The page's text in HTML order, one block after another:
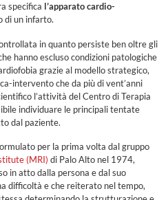
specifica l’apparato cardio-
di un infarto.
in quanto persiste ben oltre gli
hanno escluso condizioni patologiche
grazie al modello strategico,
intervento che da più di vent’anni
l’attività del Centro di Terapia
individuare le principali tentate
dal paziente.
per la prima volta dal gruppo
(MRI) di Palo Alto nel 1974,
in atto dalla persona e dal suo
difficoltà e che reiterato nel tempo,